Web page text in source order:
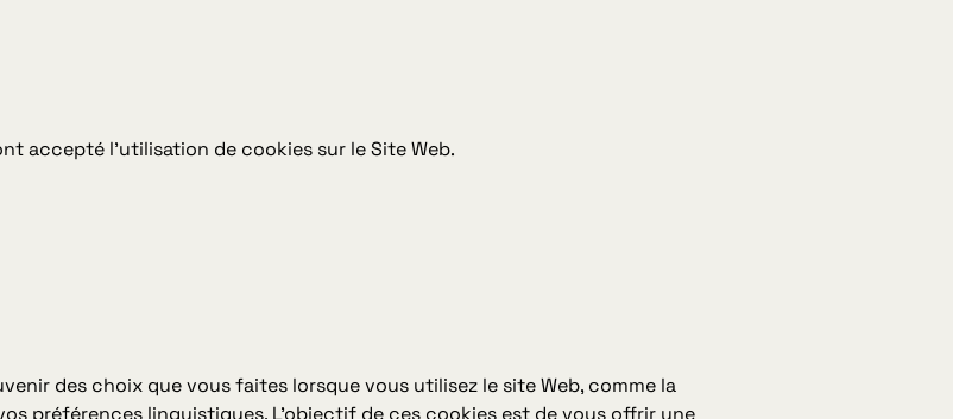
accepté l'utilisation de cookies sur le Site Web.
des choix que vous faites lorsque vous utilisez le site Web, comme la
préférences linguistiques. L'objectif de ces cookies est de vous offrir une